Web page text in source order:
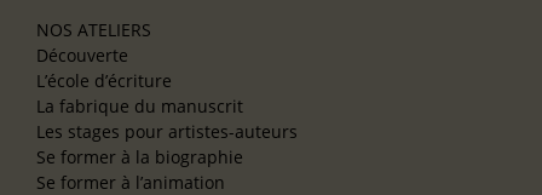
NOS ATELIERS
Découverte
L’école d’écriture
La fabrique du manuscrit
Les stages pour artistes-auteurs
Se former à la biographie
Se former à l’animation